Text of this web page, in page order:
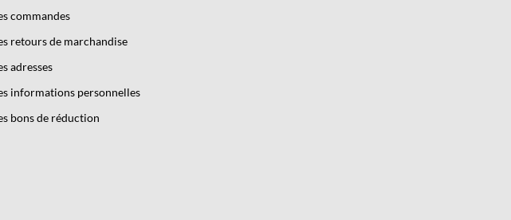
commandes
retours de marchandise
adresses
informations personnelles
bons de réduction